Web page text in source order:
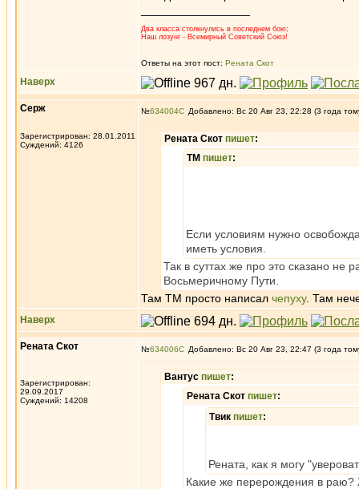
Два класса столкнулись в последнем бою;
Наш лозунг - Всемирный Советский Союз!
Ответы на этот пост: Рената Скот
Наверх
Серж
Зарегистрирован: 28.01.2011
Суждений: 4126
№634004 Добавлено: Вс 20 Авг 23, 22:28 (3 года
Рената Скот пишет:
ТМ пишет:
Если условиям нужно
иметь условия.
Так в суттах же про это сказано не
Восьмеричному Пути.
Там TM просто написал чепуху. Там
Наверх
Рената Скот
Зарегистрирован:
29.09.2017
Суждений: 14208
№634006 Добавлено: Вс 20 Авг 23, 22:47 (3 года
Вантус пишет:
Рената Скот пишет:
Твик пишет:
Рената, как я могу
Какие же перерождения в раю?